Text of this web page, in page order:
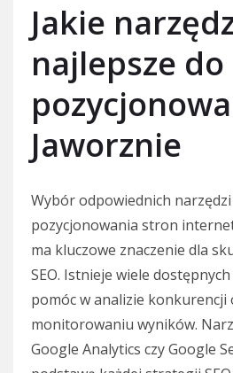
Jakie
najlepsze do
Jaworznie
Wybór odpowiednich
pozycjonowania stron
ma kluczowe znaczenie dla
SEO. Istnieje wiele
pomóc w analizie konkurencji
monitorowaniu wyników.
Google Analytics czy Google